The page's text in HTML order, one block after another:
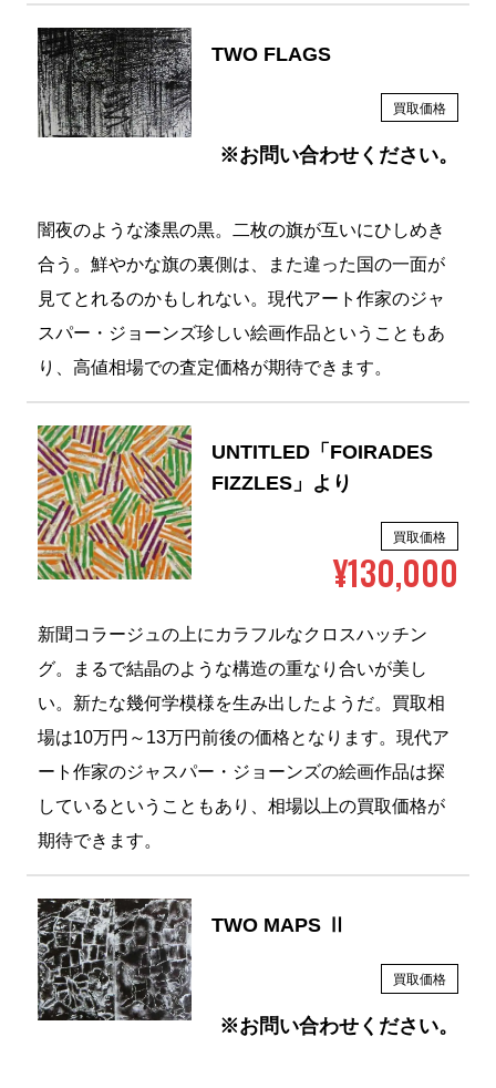
TWO FLAGS
買取価格
※お問い合わせください。
闇夜のような漆黒の黒。二枚の旗が互いにひしめき
合う。鮮やかな旗の裏側は、また違った国の一面が
見てとれるのかもしれない。現代アート作家のジャ
スパー・ジョーンズ珍しい絵画作品ということもあ
り、高値相場での査定価格が期待できます。
UNTITLED「FOIRADES
FIZZLES」より
買取価格
¥130,000
新聞コラージュの上にカラフルなクロスハッチン
グ。まるで結晶のような構造の重なり合いが美し
い。新たな幾何学模様を生み出したようだ。買取相
場は10万円～13万円前後の価格となります。現代ア
ート作家のジャスパー・ジョーンズの絵画作品は探
しているということもあり、相場以上の買取価格が
期待できます。
TWO MAPS Ⅱ
買取価格
※お問い合わせください。